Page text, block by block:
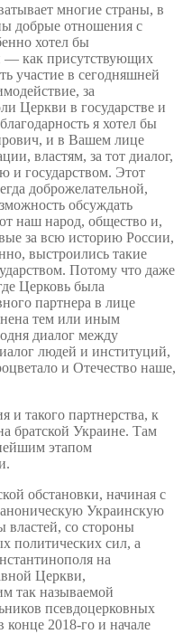
многие страны, в
добрые отношения с
хотел бы
— как присутствующих
участие в сегодняшней
за
Церкви в государстве и
я хотел бы
и в Вашем лице
властям, за тот диалог,
и государством. Этот
доброжелательной,
обсуждать
наш народ, общество и,
за всю историю России,
выстроились такие
Потому что даже
Церковь была
партнера в лице
тем или иным
диалог между
людей и институций,
и Отечество наше,
и такого партнерства, к
братской Украине. Там
этапом
обстановки, начиная с
Украинскую
властей, со стороны
политических сил, а
на
Церкви,
так называемой
псевдоцерковных
конце 2018-го и начале